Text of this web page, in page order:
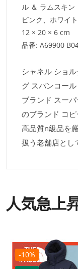
ル ＆ ラムスキン
ピンク、ホワイ
12 × 20 × 6 cm
品番: A69900
シャネル ショ
グ スパンコー
ブランド スー
のブランド コ
高品質n級品を
扱う老舗店とし
人気急上
-10%